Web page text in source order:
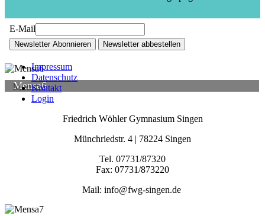
Mensa6
E-Mail
Newsletter Abonnieren Newsletter abbestellen
Impressum
Datenschutz
Kontakt
Login
Friedrich Wöhler Gymnasium Singen
Münchriedstr. 4 | 78224 Singen
Tel. 07731/87320
Fax: 07731/873220
Mail: info@fwg-singen.de